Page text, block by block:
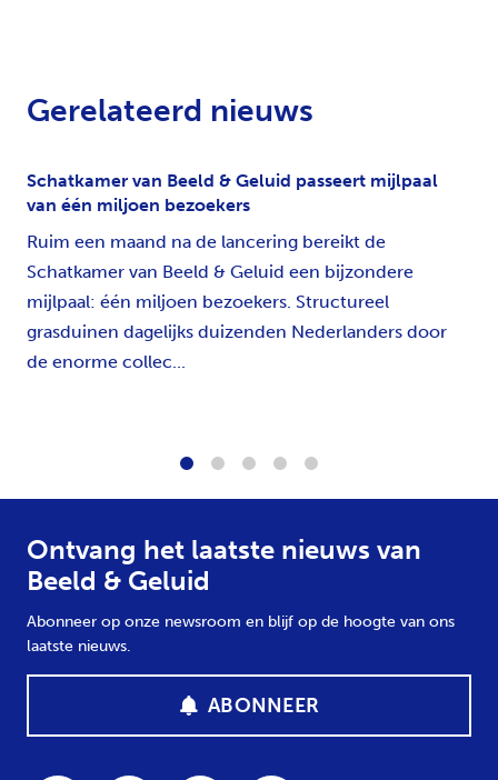
Gerelateerd nieuws
Schatkamer van Beeld & Geluid passeert mijlpaal
van één miljoen bezoekers
Ruim een maand na de lancering bereikt de
Schatkamer van Beeld & Geluid een bijzondere
mijlpaal: één miljoen bezoekers. Structureel
grasduinen dagelijks duizenden Nederlanders door
de enorme collec...
Ontvang het laatste nieuws van
Beeld & Geluid
Abonneer op onze newsroom en blijf op de hoogte van ons
laatste nieuws.
ABONNEER